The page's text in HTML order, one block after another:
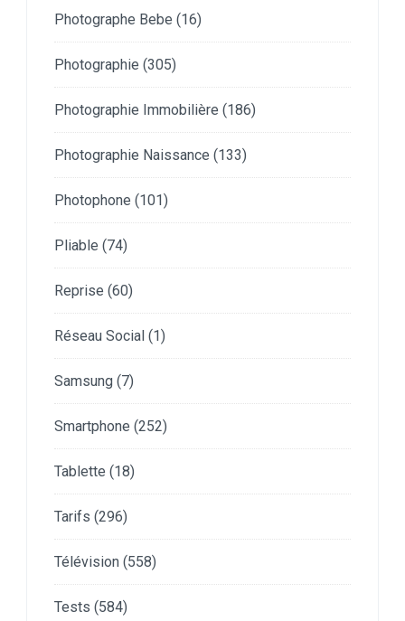
Photographe Bebe (16)
Photographie (305)
Photographie Immobilière (186)
Photographie Naissance (133)
Photophone (101)
Pliable (74)
Reprise (60)
Réseau Social (1)
Samsung (7)
Smartphone (252)
Tablette (18)
Tarifs (296)
Télévision (558)
Tests (584)